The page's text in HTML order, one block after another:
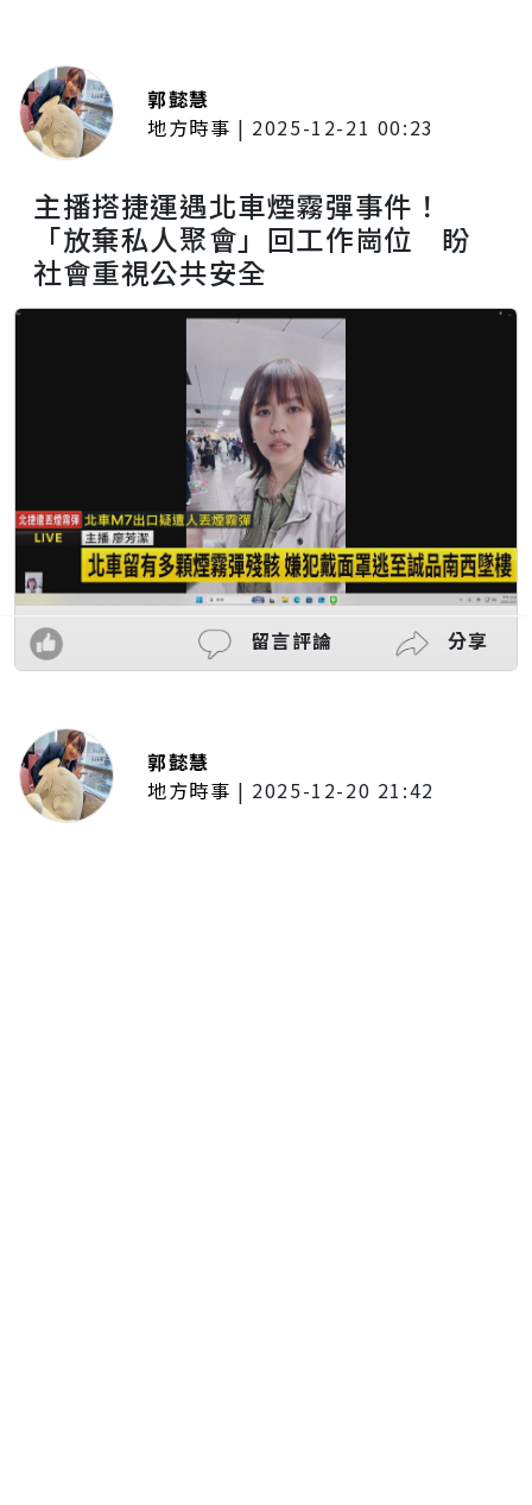
郭懿慧
地方時事 | 2025-12-21 00:23
主播搭捷運遇北車煙霧彈事件！
「放棄私人聚會」回工作崗位 盼
社會重視公共安全
留言評論 分享
郭懿慧
地方時事 | 2025-12-20 21:42